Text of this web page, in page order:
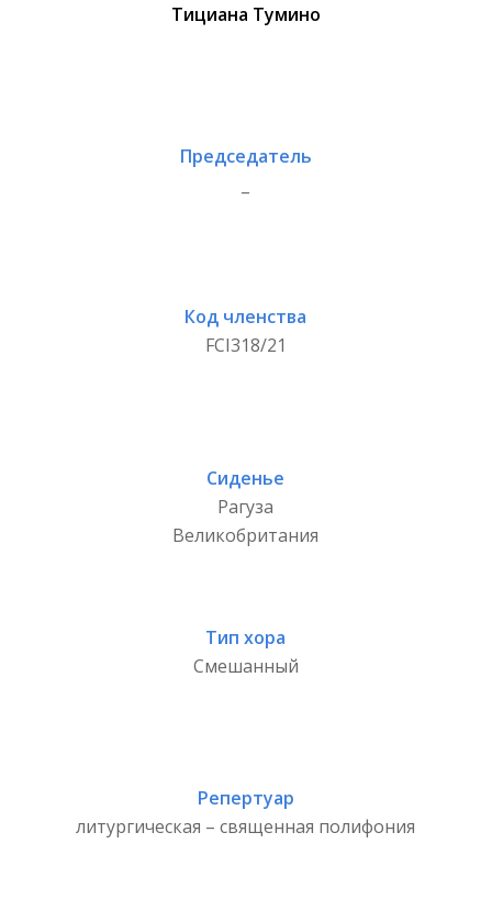
Тициана Тумино
Председатель
Код членства
FCI318/21
Сиденье
Рагуза
Великобритания
Тип хора
Смешанный
Репертуар
литургическая – священная полифония